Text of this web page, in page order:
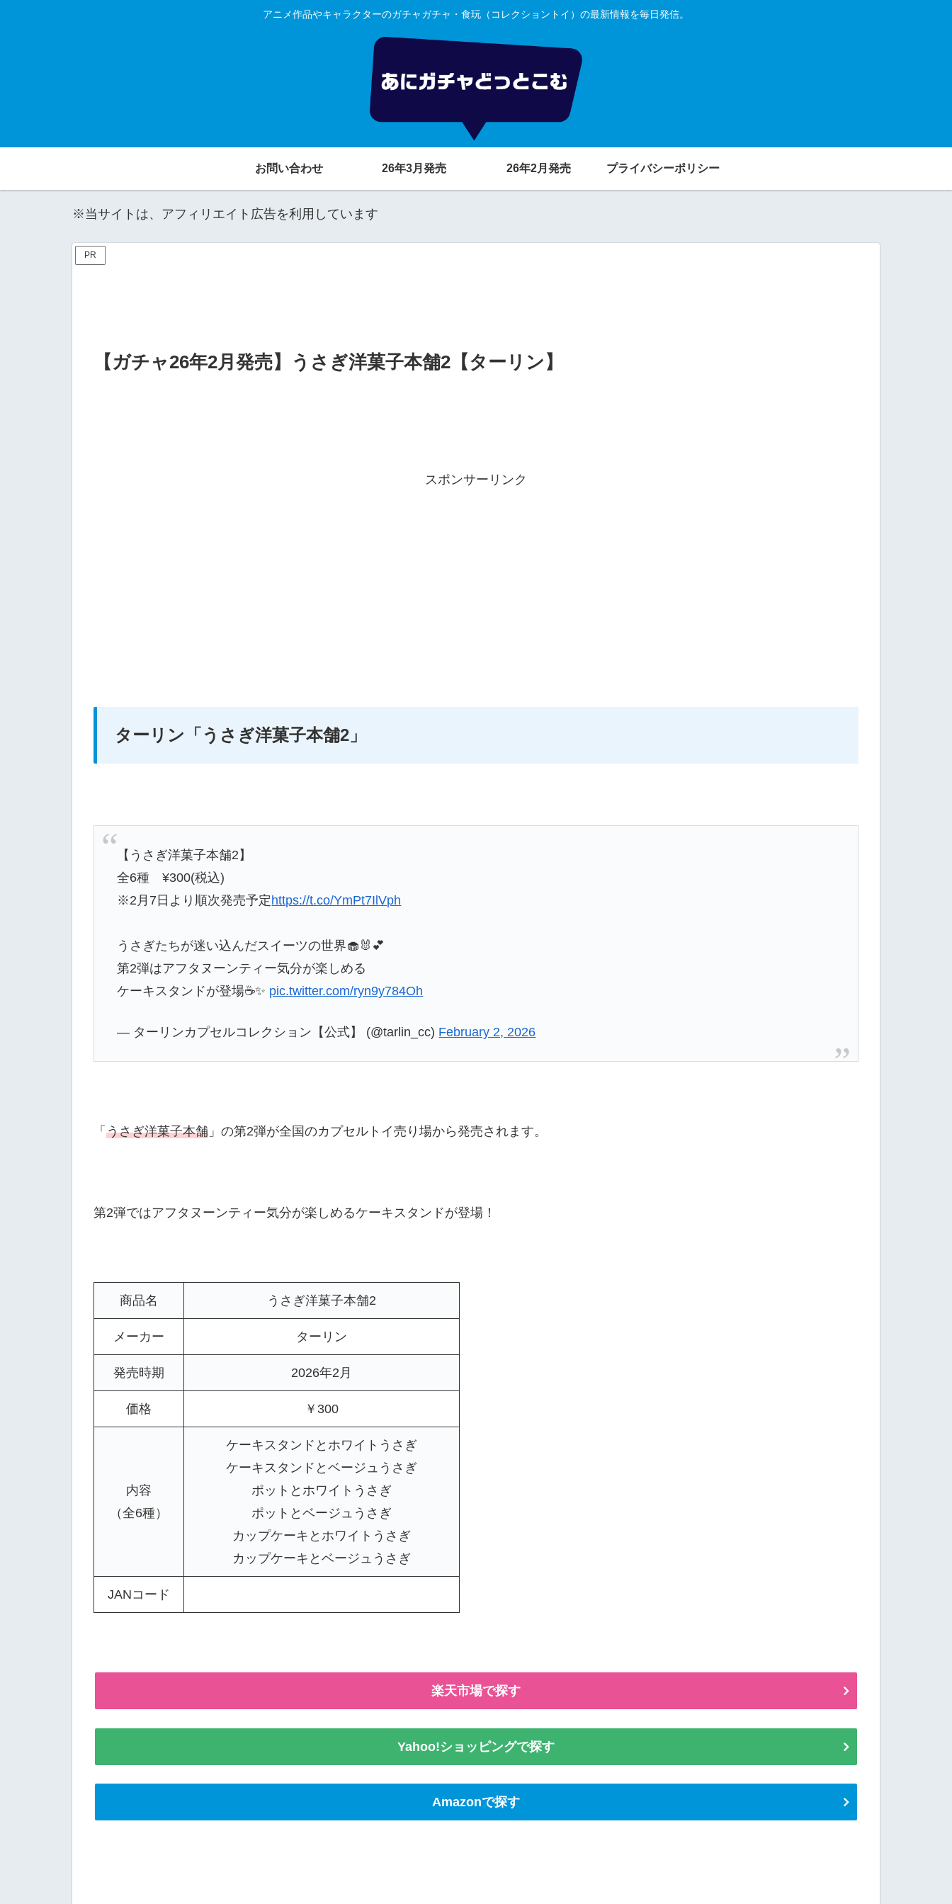
アニメ作品やキャラクターのガチャガチャ・食玩（コレクショントイ）の最新情報を毎日発信。
お問い合わせ 26年3月発売 26年2月発売 プライバシーポリシー
※当サイトは、アフィリエイト広告を利用しています
PR
【ガチャ26年2月発売】うさぎ洋菓子本舗2【ターリン】
スポンサーリンク
ターリン「うさぎ洋菓子本舗2 」
【うさぎ洋菓子本舗2】
全6種 ¥300(税込)
※2月7日より順次発売予定 https://t.co/YmPt7IlVph
うさぎたちが迷い込んだスイーツの世界🧁🐰💕
第2弾はアフタヌーンティー気分が楽しめる
ケーキスタンドが登場☕️✨ pic.twitter.com/ryn9y784Oh
— ターリンカプセルコレクション【公式】 (@tarlin_cc) February 2, 2026
「 うさぎ洋菓子本舗 」の第2弾が全国のカプセルトイ売り場から発売されます。
第2弾ではアフタヌーンティー気分が楽しめるケーキスタンドが登場！
商品名 うさぎ洋菓子本舗2
メーカー ターリン
発売時期 2026年2月
価格 ￥300
内容
（全6種）
ケーキスタンドとホワイトうさぎ
ケーキスタンドとベージュうさぎ
ポットとホワイトうさぎ
ポットとベージュうさぎ
カップケーキとホワイトうさぎ
カップケーキとベージュうさぎ
JANコード
楽天市場で探す
Yahoo!ショッピングで探す
Amazonで探す